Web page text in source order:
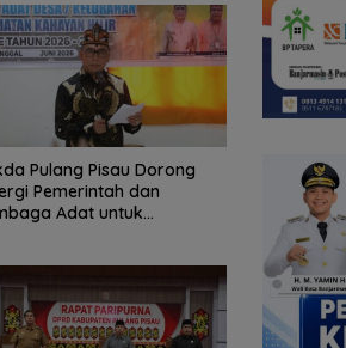
Pulang Pisau Dorong
Pemerintah dan
Adat untuk